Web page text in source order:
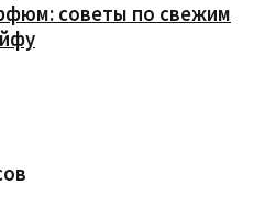
советы по свежим